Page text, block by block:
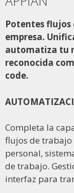
Potentes
empresa.
automatiza tu
reconocida
code.
Completa la
flujos de trabajo
personal,
de trabajo.
interfaz para